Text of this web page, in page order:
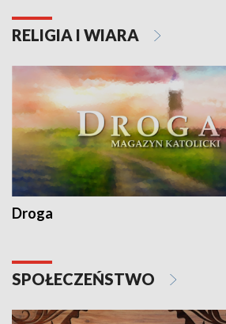
RELIGIA I WIARA
Droga
SPOŁECZEŃSTWO